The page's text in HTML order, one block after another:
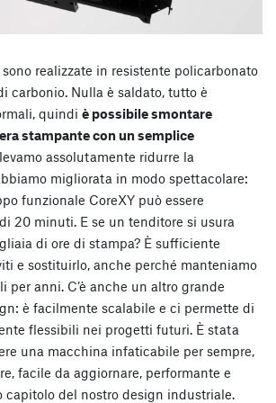
realizzate in resistente policarbonato
carbonio. Nulla è saldato, tutto è
quindi è possibile smontare
stampante con un semplice
assolutamente ridurre la
migliorata in modo spettacolare:
funzionale CoreXY può essere
20 minuti. E se un tenditore si usura
di ore di stampa? È sufficiente
e sostituirlo, anche perché manteniamo
per anni. C’è anche un altro grande
è facilmente scalabile e ci permette di
flessibili nei progetti futuri. È stata
una macchina infaticabile per sempre,
facile da aggiornare, performante e
capitolo del nostro design industriale.